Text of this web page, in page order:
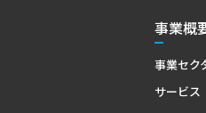
事業概
事業セク
サービス